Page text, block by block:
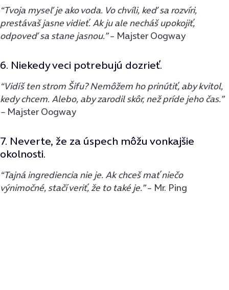
“Tvoja myseľ je ako voda. Vo chvíli, keď sa rozvíri,
prestávaš jasne vidieť. Ak ju ale necháš upokojiť,
odpoveď sa stane jasnou.”– Majster Oogway
6. Niekedy veci potrebujú dozrieť.
“Vidíš ten strom Šifu? Nemôžem ho prinútiť, aby kvitol,
kedy chcem. Alebo, aby zarodil skôr, než príde jeho čas.”
– Majster Oogway
7. Neverte, že za úspech môžu vonkajšie
okolnosti.
“Tajná ingrediencia nie je. Ak chceš mať niečo
výnimočné, stačí veriť, že to také je.”– Mr. Ping